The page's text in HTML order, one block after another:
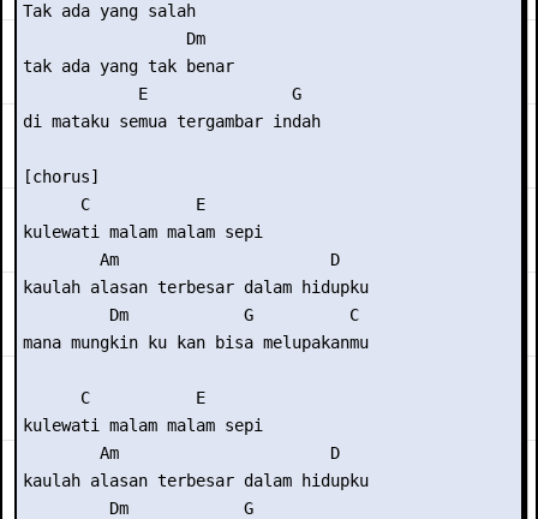
Tak ada yang salah
                 Dm
tak ada yang tak benar
            E               G
di mataku semua tergambar indah
[chorus]
      C           E
kulewati malam malam sepi
        Am                      D
kaulah alasan terbesar dalam hidupku
         Dm            G          C
mana mungkin ku kan bisa melupakanmu
      C           E
kulewati malam malam sepi
        Am                      D
kaulah alasan terbesar dalam hidupku
         Dm            G